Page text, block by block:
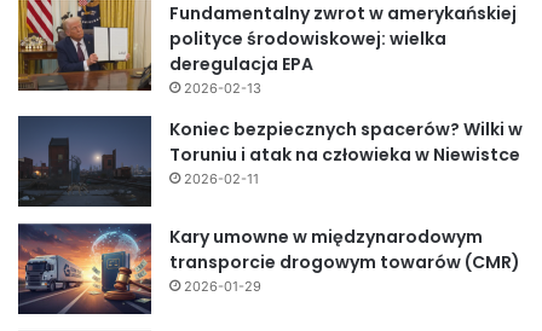
Fundamentalny zwrot w amerykańskiej
polityce środowiskowej: wielka
deregulacja EPA
2026-02-13
Koniec bezpiecznych spacerów? Wilki w
Toruniu i atak na człowieka w Niewistce
2026-02-11
Kary umowne w międzynarodowym
transporcie drogowym towarów (CMR)
2026-01-29